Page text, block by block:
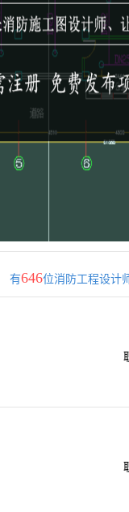
有646位消防工程设计